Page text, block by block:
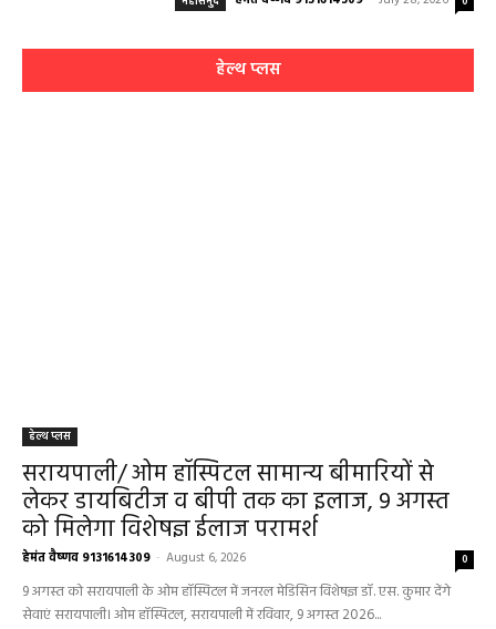
हेल्थ प्लस
हेल्थ प्लस
सरायपाली/ ओम हॉस्पिटल सामान्य बीमारियों से
लेकर डायबिटीज व बीपी तक का इलाज, 9 अगस्त
को मिलेगा विशेषज्ञ ईलाज परामर्श
हेमंत वैष्णव 9131614309 - August 6, 2026 0
9 अगस्त को सरायपाली के ओम हॉस्पिटल में जनरल मेडिसिन विशेषज्ञ डॉ. एस. कुमार देंगे
सेवाएं सरायपाली। ओम हॉस्पिटल, सरायपाली में रविवार, 9 अगस्त 2026...